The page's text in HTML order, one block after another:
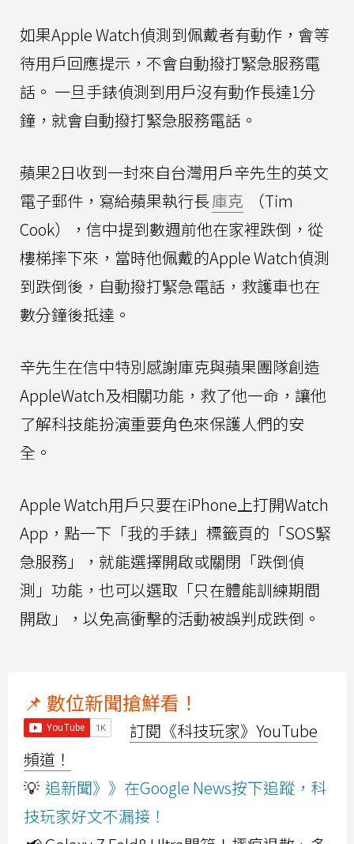
如果Apple Watch偵測到佩戴者有動作，會等
待用戶回應提示，不會自動撥打緊急服務電
話。 一旦手錶偵測到用戶沒有動作長達1分
鐘，就會自動撥打緊急服務電話。
蘋果2日收到一封來自台灣用戶辛先生的英文
電子郵件，寫給蘋果執行長庫克
（Tim
Cook），信中提到數週前他在家裡跌倒，從
樓梯摔下來，當時他佩戴的Apple Watch偵測
到跌倒後，自動撥打緊急電話，救護車也在
數分鐘後抵達。
辛先生在信中特別感謝庫克與蘋果團隊創造
AppleWatch及相關功能，救了他一命，讓他
了解科技能扮演重要角色來保護人們的安
全。
Apple Watch用戶只要在iPhone上打開Watch
App，點一下「我的手錶」標籤頁的「SOS緊
急服務」，就能選擇開啟或關閉「跌倒偵
測」功能，也可以選取「只在體能訓練期間
開啟」，以免高衝擊的活動被誤判成跌倒。
📌 數位新聞搶鮮看！
訂閱《科技玩家》YouTube
頻道！
💡 追新聞》》在Google News按下追蹤，科
技玩家好文不漏接！